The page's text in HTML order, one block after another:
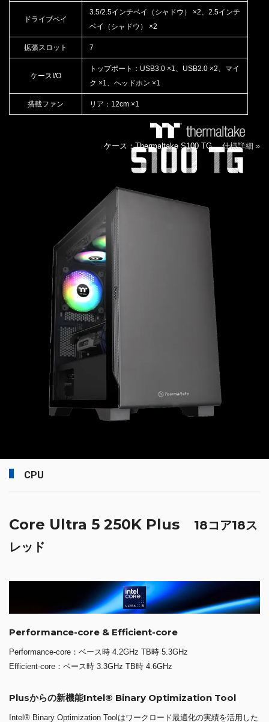
ドライブベイ
3.5/2.5インチベイ（シャドウ） ×2、2.5インチ
ベイ（シャドウ） ×2
拡張スロット 7
ケースI/O
トップポート：USB3.0 ×1、USB2.0 ×2、マイ
ク ×1、ヘッドホン ×1
搭載ファン リア：12cm ×1
ケース：Thermaltake S100 TG仕様詳細 »
CPU
Core Ultra 5 250K Plus
18コア18ス
レッド
Performance-core & Efficient-core
Performance-core：ベース時 4.2GHz TB時 5.3GHz
Efficient-core：ベース時 3.3GHz TB時 4.6GHz
Plusからの新機能Intel® Binary Optimization Tool
Intel® Binary Optimization Toolはワークロード最適化の実績を活用した